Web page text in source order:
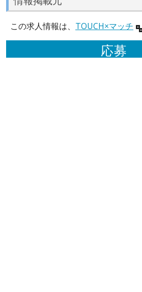
この求人情報は、 TOUCH×マッチ
応募